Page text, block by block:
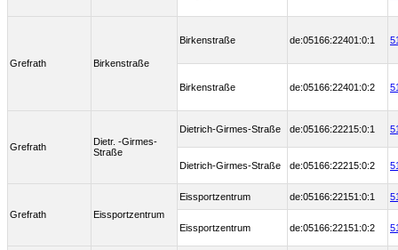
Grefrath Birkenstraße
Birkenstraße de:05166:22401:0:1
Birkenstraße de:05166:22401:0:2
Grefrath
Dietr. -Girmes-
Straße
Dietrich-Girmes-Straße de:05166:22215:0:1
Dietrich-Girmes-Straße de:05166:22215:0:2
Grefrath Eissportzentrum
Eissportzentrum de:05166:22151:0:1
Eissportzentrum de:05166:22151:0:2